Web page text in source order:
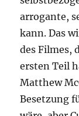
arrogante,
kann. Das
des Filmes,
ersten Teil
Matthew
Besetzung